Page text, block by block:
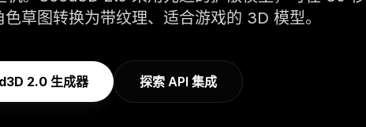
草图转换为带纹理、适合游戏的 3D 模型。
2.0 生成器 探索 API 集成